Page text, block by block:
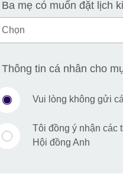
Ba mẹ có muốn đặt lịch
Thông tin cá nhân cho
Vui lòng không gửi
Tôi đồng ý nhận các
Hội đồng Anh